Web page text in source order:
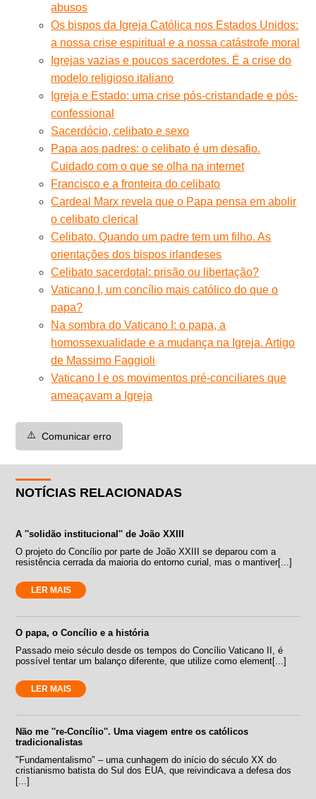
abusos
Os bispos da Igreja Católica nos Estados Unidos:
a nossa crise espiritual e a nossa catástrofe moral
Igrejas vazias e poucos sacerdotes. É a crise do
modelo religioso italiano
Igreja e Estado: uma crise pós-cristandade e pós-
confessional
Sacerdócio, celibato e sexo
Papa aos padres: o celibato é um desafio.
Cuidado com o que se olha na internet
Francisco e a fronteira do celibato
Cardeal Marx revela que o Papa pensa em abolir
o celibato clerical
Celibato. Quando um padre tem um filho. As
orientações dos bispos irlandeses
Celibato sacerdotal: prisão ou libertação?
Vaticano I, um concílio mais católico do que o
papa?
Na sombra do Vaticano I: o papa, a
homossexualidade e a mudança na Igreja. Artigo
de Massimo Faggioli
Vaticano I e os movimentos pré-conciliares que
ameaçavam a Igreja
⚠️ Comunicar erro
NOTÍCIAS RELACIONADAS
A ''solidão institucional'' de João XXIII
O projeto do Concílio por parte de João XXIII se deparou com a
resistência cerrada da maioria do entorno curial, mas o mantiver[...]
LER MAIS
O papa, o Concílio e a história
Passado meio século desde os tempos do Concílio Vaticano II, é
possível tentar um balanço diferente, que utilize como element[...]
LER MAIS
Não me ''re-Concílio''. Uma viagem entre os católicos
tradicionalistas
"Fundamentalismo" – uma cunhagem do início do século XX do
cristianismo batista do Sul dos EUA, que reivindicava a defesa dos
[...]